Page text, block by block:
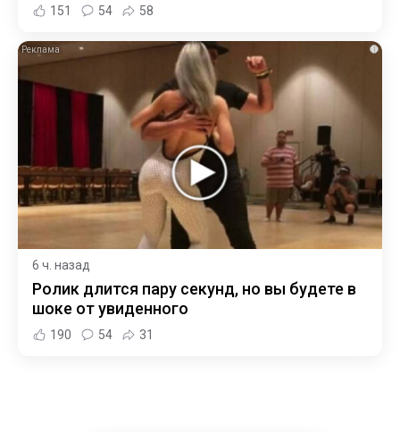
151 54 58
i
6 ч. назад
Ролик длится пару секунд, но вы будете в
шоке от увиденного
190 54 31